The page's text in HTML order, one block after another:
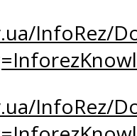
InfoRez/
InfoRez/